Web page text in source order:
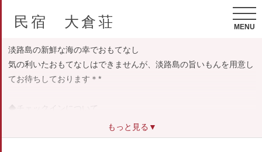
民宿 大倉荘 MENU
淡路島の新鮮な海の幸でおもてなし
気の利いたおもてなしはできませんが、淡路島の旨いもんを用意し
てお待ちしております＊*
日中は、国道28号線沿いの当館すぐ近く「お食事処やん」までお越
しいただければ幸いです。駐車場もこちらにございます。
もっと見る▼